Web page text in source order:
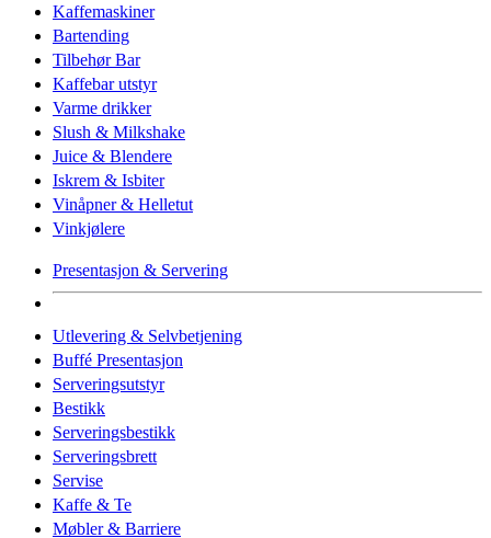
Kaffemaskiner
Bartending
Tilbehør Bar
Kaffebar utstyr
Varme drikker
Slush & Milkshake
Juice & Blendere
Iskrem & Isbiter
Vinåpner & Helletut
Vinkjølere
Presentasjon & Servering
Utlevering & Selvbetjening
Buffé Presentasjon
Serveringsutstyr
Bestikk
Serveringsbestikk
Serveringsbrett
Servise
Kaffe & Te
Møbler & Barriere